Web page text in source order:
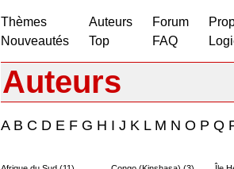
Thèmes
Nouveautés
Auteurs
Top
Forum
FAQ
Auteurs
AB C D E F G H I J K LM N O P Q